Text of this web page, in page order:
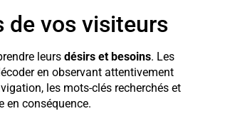
de vos visiteurs
leurs désirs et besoins. Les
en observant attentivement
les mots-clés recherchés et
en conséquence.